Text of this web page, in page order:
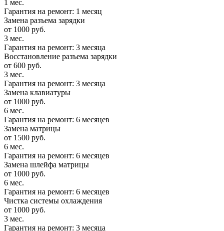
1 мес.
Гарантия на ремонт: 1 месяц
Замена разъема зарядки
от 1000 руб.
3 мес.
Гарантия на ремонт: 3 месяца
Восстановление разъема зарядки
от 600 руб.
3 мес.
Гарантия на ремонт: 3 месяца
Замена клавиатуры
от 1000 руб.
6 мес.
Гарантия на ремонт: 6 месяцев
Замена матрицы
от 1500 руб.
6 мес.
Гарантия на ремонт: 6 месяцев
Замена шлейфа матрицы
от 1000 руб.
6 мес.
Гарантия на ремонт: 6 месяцев
Чистка системы охлаждения
от 1000 руб.
3 мес.
Гарантия на ремонт: 3 месяца